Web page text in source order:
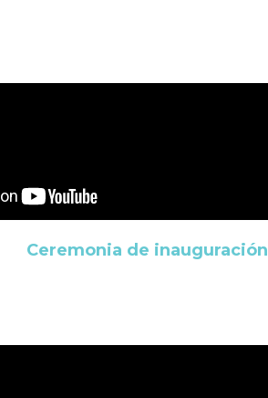
Ceremonia de inauguración